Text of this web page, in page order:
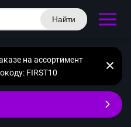
Найти
на ассортимент
FIRST10